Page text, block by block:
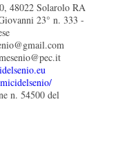
48022 Solarolo RA
23° n. 333 -
n. 54500 del